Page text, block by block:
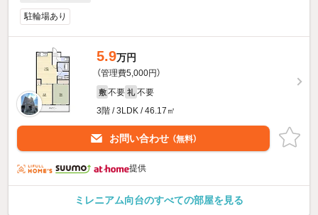
駐輪場あり
5.9万円
（管理費5,000円）
敷 不要 礼 不要
3階 / 3LDK / 46.17㎡
お問い合わせ （無料）
提供
ミレニアム向台のすべての部屋を見る